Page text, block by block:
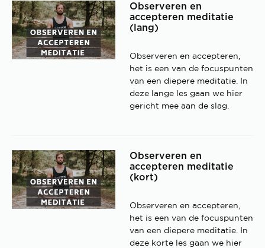
Observeren en
accepteren meditatie
(lang)
Observeren en accepteren,
het is een van de focuspunten
van een diepere meditatie. In
deze lange les gaan we hier
gericht mee aan de slag.
Observeren en
accepteren meditatie
(kort)
Observeren en accepteren,
het is een van de focuspunten
van een diepere meditatie. In
deze korte les gaan we hier